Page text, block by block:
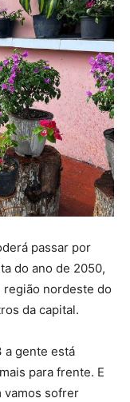
passar por
do ano de 2050,
região nordeste do
da capital.
a gente está
para frente. E
vamos sofrer